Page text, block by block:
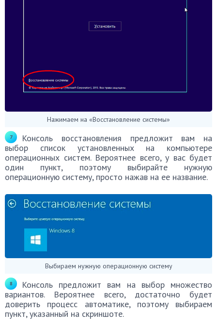
Нажимаем на «Восстановление системы»
Консоль восстановления предложит вам на
выбор список установленных на компьютере
операционных систем. Вероятнее всего, у вас будет
один пункт, поэтому выбирайте нужную
операционную систему, просто нажав на ее название.
Выбираем нужную операционную систему
Консоль предложит вам на выбор множество
вариантов. Вероятнее всего, достаточно будет
доверить процесс автоматике, поэтому выбираем
пункт, указанный на скриншоте.